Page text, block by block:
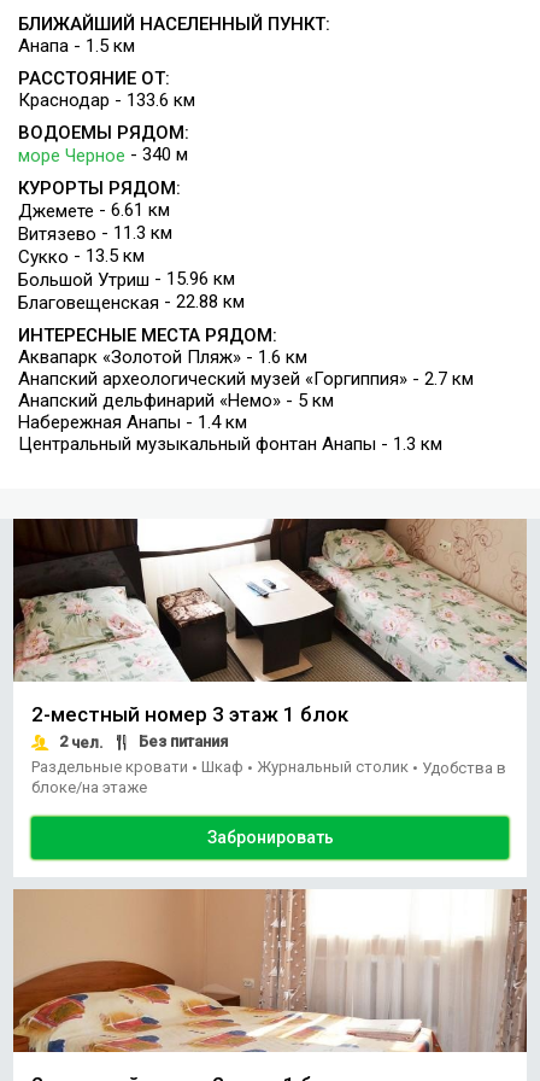
БЛИЖАЙШИЙ НАСЕЛЕННЫЙ ПУНКТ:
Анапа - 1.5 км
РАССТОЯНИЕ ОТ:
Краснодар - 133.6 км
ВОДОЕМЫ РЯДОМ:
море Черное - 340 м
КУРОРТЫ РЯДОМ:
Джемете - 6.61 км
Витязево - 11.3 км
Сукко - 13.5 км
Большой Утриш - 15.96 км
Благовещенская - 22.88 км
ИНТЕРЕСНЫЕ МЕСТА РЯДОМ:
Аквапарк «Золотой Пляж» - 1.6 км
Анапский археологический музей «Горгиппия» - 2.7 км
Анапский дельфинарий «Немо» - 5 км
Набережная Анапы - 1.4 км
Центральный музыкальный фонтан Анапы - 1.3 км
2-местный номер 3 этаж 1 блок
2чел.
Без питания
Раздельные кровати • Шкаф • Журнальный столик • Удобства в
блоке/на этаже
Забронировать